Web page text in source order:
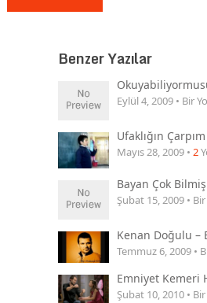
Benzer Yazılar
Eylül 4, 2009 • Bir
Ufaklığın
Mayıs 28, 2009 • 2
Bayan Çok
Şubat 15, 2009 •
Kenan Doğulu –
Temmuz 6, 2009 •
Emniyet Kemeri
Şubat 10, 2010 •